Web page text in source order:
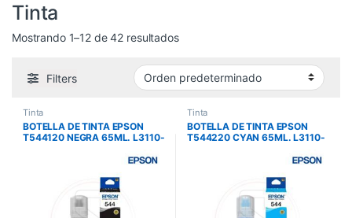
Tinta
Mostrando 1–12 de 42 resultados
Filters
Tinta
BOTELLA DE TINTA EPSON
T544120 NEGRA 65ML. L3110-
Tinta
BOTELLA DE TINTA EPSON
T544220 CYAN 65ML. L3110-